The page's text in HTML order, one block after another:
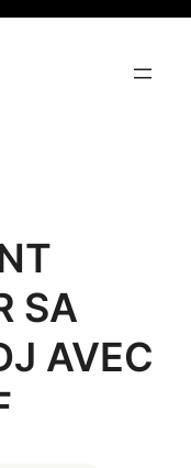
SA
AVEC